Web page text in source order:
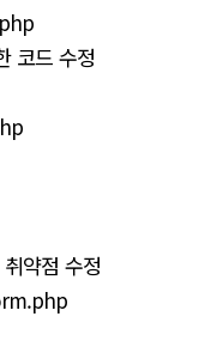
코드 수정
약점 수정